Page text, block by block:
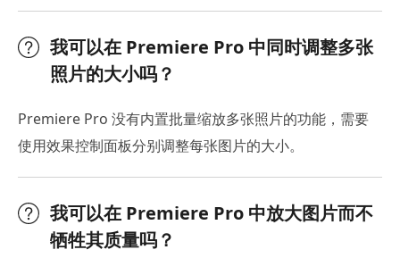
我可以在 Premiere Pro 中同时调整多张
照片的大小吗？
Premiere Pro 没有内置批量缩放多张照片的功能，需要
使用效果控制面板分别调整每张图片的大小。
我可以在 Premiere Pro 中放大图片而不
牺牲其质量吗？